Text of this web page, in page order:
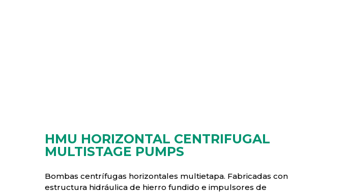
HMU HORIZONTAL CENTRIFUGAL
MULTISTAGE PUMPS
Bombas centrífugas horizontales multietapa. Fabricadas con
estructura hidráulica de hierro fundido e impulsores de